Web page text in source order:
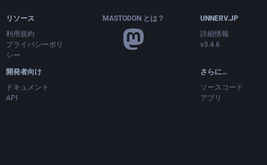
リソース
利用規約
プライバシーポリ
シー
開発者向け
ドキュメント
API
MASTODON とは？
UNNERV.JP
詳細情報
v3.4.6
さらに…
ソースコード
アプリ